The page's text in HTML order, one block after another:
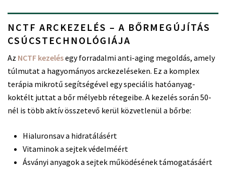
NCTF ARCKEZELÉS – A BŐRMEGÚJÍTÁS
CSÚCSTECHNOLÓGIÁJA
Az NCTF kezelésegy forradalmi anti-aging megoldás, amely
túlmutat a hagyományos arckezeléseken. Ez a komplex
terápia mikrotű segítségével egy speciális hatóanyag-
koktélt juttat a bőr mélyebb rétegeibe. A kezelés során 50-
nél is több aktív összetevő kerül közvetlenül a bőrbe:
Hialuronsav a hidratálásért
Vitaminok a sejtek védelméért
Ásványi anyagok a sejtek működésének támogatásáért